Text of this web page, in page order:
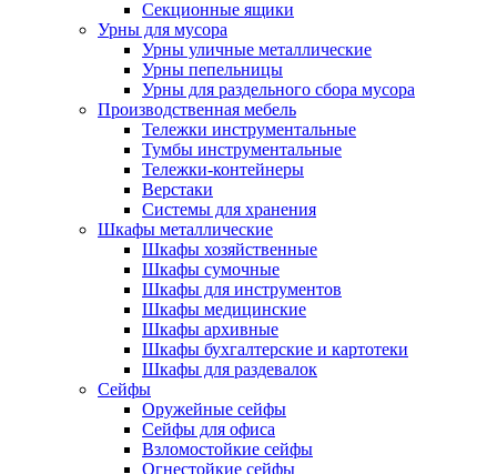
Секционные ящики
Урны для мусора
Урны уличные металлические
Урны пепельницы
Урны для раздельного сбора мусора
Производственная мебель
Тележки инструментальные
Тумбы инструментальные
Тележки-контейнеры
Верстаки
Системы для хранения
Шкафы металлические
Шкафы хозяйственные
Шкафы сумочные
Шкафы для инструментов
Шкафы медицинские
Шкафы архивные
Шкафы бухгалтерские и картотеки
Шкафы для раздевалок
Сейфы
Оружейные сейфы
Сейфы для офиса
Взломостойкие сейфы
Огнестойкие сейфы